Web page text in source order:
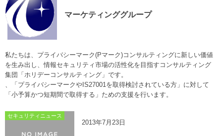
マーケティンググループ
私たちは、プライバシーマーク(Pマーク)コンサルティングに新しい価値
を生み出し、情報セキュリティ市場の活性化を目指すコンサルティング
集団「ホリデーコンサルティング」です。
、「プライバシーマークやIS27001を取得検討されている方」に対して
「小予算かつ短期間で取得する」ための支援を行います。
セキュリティニュース
2013年7月23日